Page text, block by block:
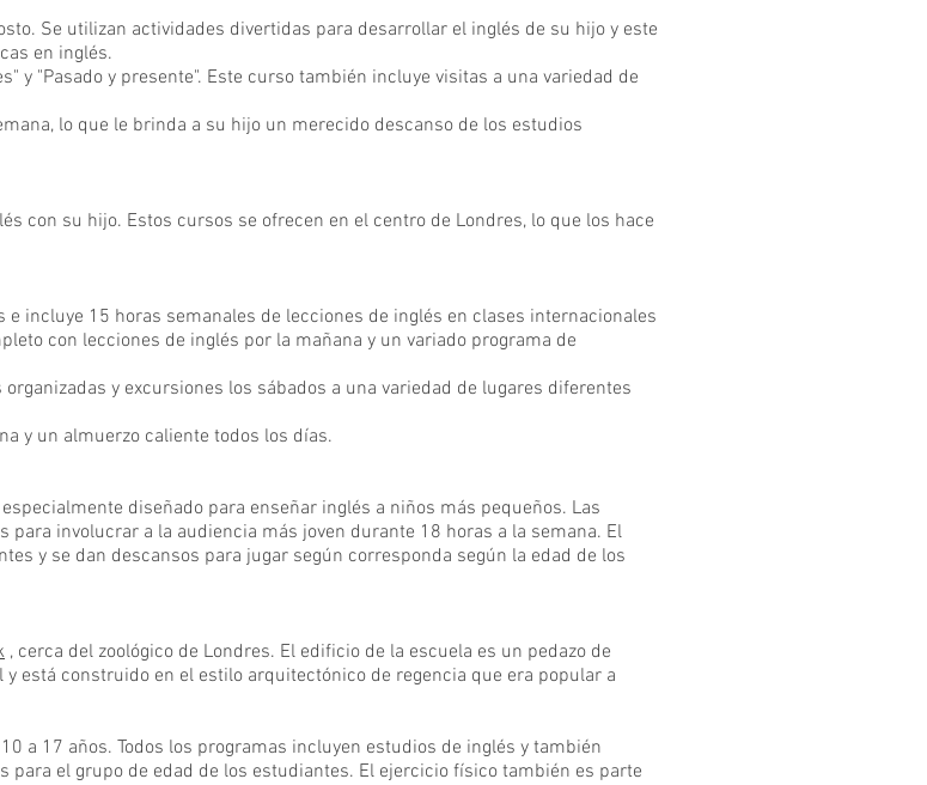
Se utilizan actividades divertidas para desarrollar el inglés de su hijo y este
en inglés.
y "Pasado y presente". Este curso también incluye visitas a una variedad de
lo que le brinda a su hijo un merecido descanso de los estudios
con su hijo. Estos cursos se ofrecen en el centro de Londres, lo que los hace
incluye 15 horas semanales de lecciones de inglés en clases internacionales
con lecciones de inglés por la mañana y un variado programa de
y excursiones los sábados a una variedad de lugares diferentes
y un almuerzo caliente todos los días.
diseñado para enseñar inglés a niños más pequeños. Las
para involucrar a la audiencia más joven durante 18 horas a la semana. El
y se dan descansos para jugar según corresponda según la edad de los
, cerca del zoológico de Londres. El edificio de la escuela es un pedazo de
está construido en el estilo arquitectónico de regencia que era popular a
a 17 años. Todos los programas incluyen estudios de inglés y también
el grupo de edad de los estudiantes. El ejercicio físico también es parte